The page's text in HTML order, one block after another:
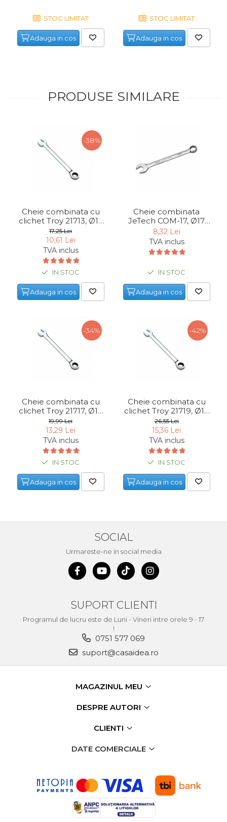
STOC LIMITAT
Adauga in cos
STOC LIMITAT
Adauga in cos
PRODUSE SIMILARE
-38%
Cheie combinata cu
clichet Troy 21713, Ø13
mm
17,25 Lei
10,61 Lei
TVA inclus
IN STOC
Adauga in cos
-34%
Cheie combinata cu
clichet Troy 21717, Ø17
mm
19,99 Lei
13,29 Lei
TVA inclus
IN STOC
Adauga in cos
Cheie combinata
JeTech COM-17, Ø17
mm
8,32 Lei
TVA inclus
IN STOC
Adauga in cos
-42%
Cheie combinata cu
clichet Troy 21719, Ø19
mm
26,55 Lei
15,36 Lei
TVA inclus
IN STOC
Adauga in cos
SOCIAL
Urmareste-ne in social media
SUPORT CLIENTI
Programul de lucru este de Luni - Vineri intre orele 9 - 17
!
0751 577 069
suport@casaidea.ro
MAGAZINUL MEU
DESPRE AUTORI
CLIENTI
DATE COMERCIALE